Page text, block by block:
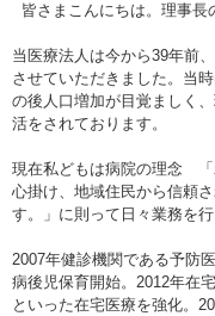
皆さまこんにちは。理事長
当医療法人は今から39年前
させていただきました。当
の後人口増加が目覚ましく
活をされております。
現在私どもは病院の理念 「
心掛け、地域住民から信頼
す。」に則って日々業務を行
2007年健診機関である予防
病後児保育開始。2012年在
といった在宅医療を強化。